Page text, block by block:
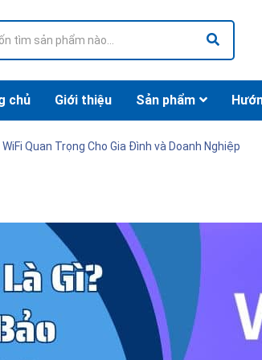
chủ Giới thiệu Sản phẩm
Quan Trọng Cho Gia Đình và Doanh Nghiệp